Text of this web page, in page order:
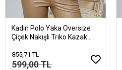
Kadın Polo Yaka Oversize
Çiçek Nakışlı Triko Kazak
855,71 TL
599,00 TL